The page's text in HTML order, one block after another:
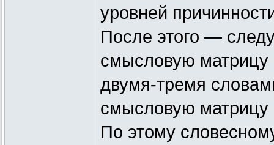
уровней
После этого —
смысловую матрицу
двумя-тремя
смысловую
По этому